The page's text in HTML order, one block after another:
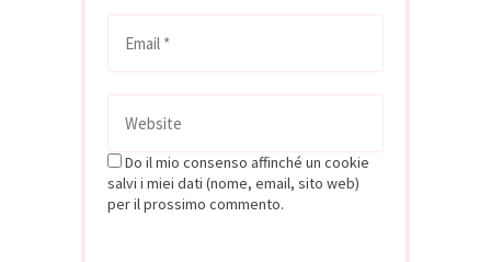
Do il mio consenso affinché un cookie
salvi i miei dati (nome, email, sito web)
per il prossimo commento.